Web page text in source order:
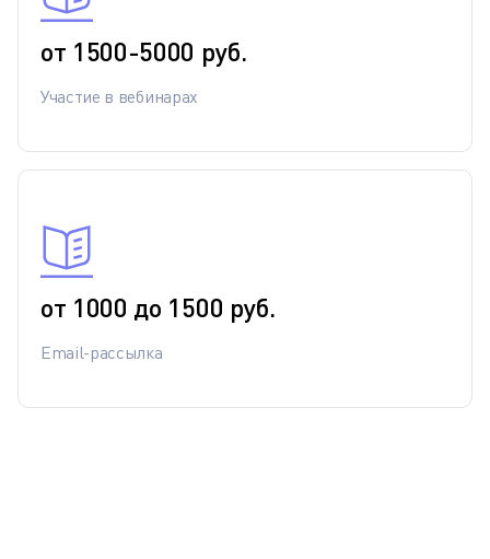
от 1500-5000 руб.
Участие в вебинарах
от 1000 до 1500 руб.
Email-рассылка